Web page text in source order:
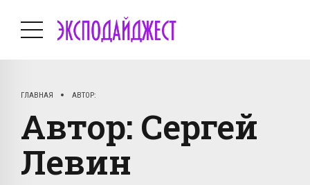
ГЛАВНАЯ АВТОР:
Автор: Сергей
Левин